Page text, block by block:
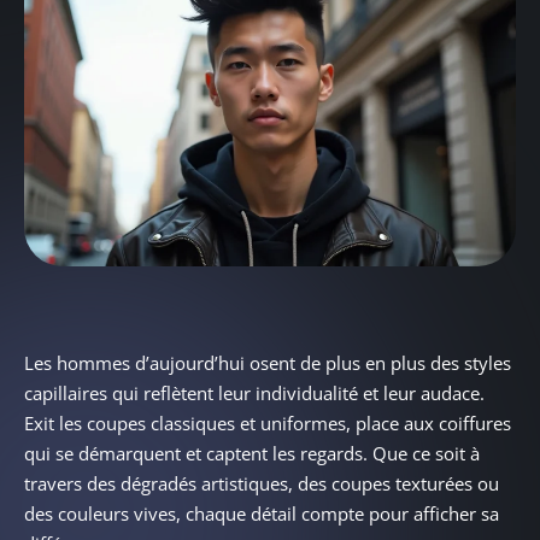
Les hommes d’aujourd’hui osent de plus en plus des styles
capillaires qui reflètent leur individualité et leur audace.
Exit les coupes classiques et uniformes, place aux coiffures
qui se démarquent et captent les regards. Que ce soit à
travers des dégradés artistiques, des coupes texturées ou
des couleurs vives, chaque détail compte pour afficher sa